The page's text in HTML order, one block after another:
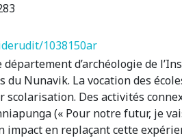
1038150ar
département d’archéologie de
Nunavik. La vocation des
Des activités
(« Pour notre futur, je
impact en replaçant cette